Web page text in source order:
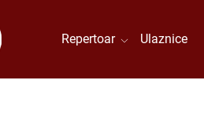
Repertoar Ulaznice